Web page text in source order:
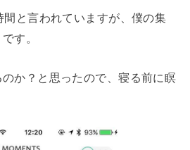
と言われていますが、僕の集
す。
か？と思ったので、寝る前に瞑